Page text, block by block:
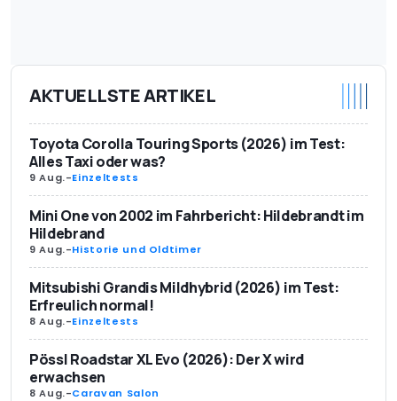
AKTUELLSTE ARTIKEL
Toyota Corolla Touring Sports (2026) im Test:
Alles Taxi oder was?
9 Aug.-Einzeltests
Mini One von 2002 im Fahrbericht: Hildebrandt im
Hildebrand
9 Aug.-Historie und Oldtimer
Mitsubishi Grandis Mildhybrid (2026) im Test:
Erfreulich normal!
8 Aug.-Einzeltests
Pössl Roadstar XL Evo (2026): Der X wird
erwachsen
8 Aug.-Caravan Salon